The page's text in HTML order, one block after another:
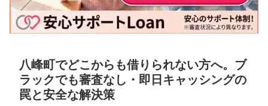
八峰町でどこからも借りられない方へ。ブ
ラックでも審査なし・即日キャッシングの
罠と安全な解決策